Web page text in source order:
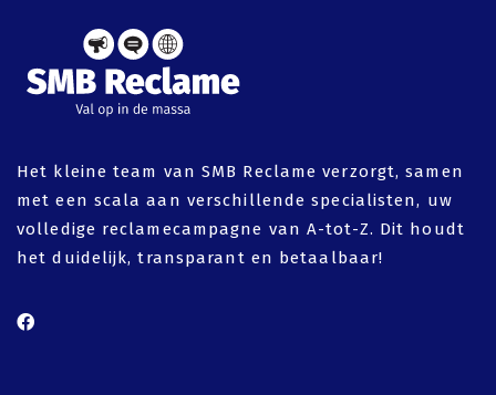
Het kleine team van SMB Reclame verzorgt, samen
met een scala aan verschillende specialisten, uw
volledige reclamecampagne van A-tot-Z. Dit houdt
het duidelijk, transparant en betaalbaar!